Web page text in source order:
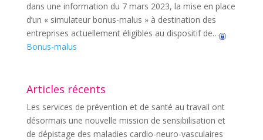
dans une information du 7 mars 2023, la mise en place
d’un « simulateur bonus-malus » à destination des
entreprises actuellement éligibles au dispositif de…
Bonus-malus
Articles récents
Les services de prévention et de santé au travail ont
désormais une nouvelle mission de sensibilisation et
de dépistage des maladies cardio-neuro-vasculaires